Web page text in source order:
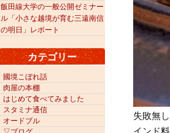
失敗無
インド
飯田線大学の一般公開ゼミナー
ル「小さな越境が育む三遠南信
の明日」レポート
カテゴリー
國境こぼれ話
肉屋の本棚
はじめて食べてみました
スタミナ通信
オードブル